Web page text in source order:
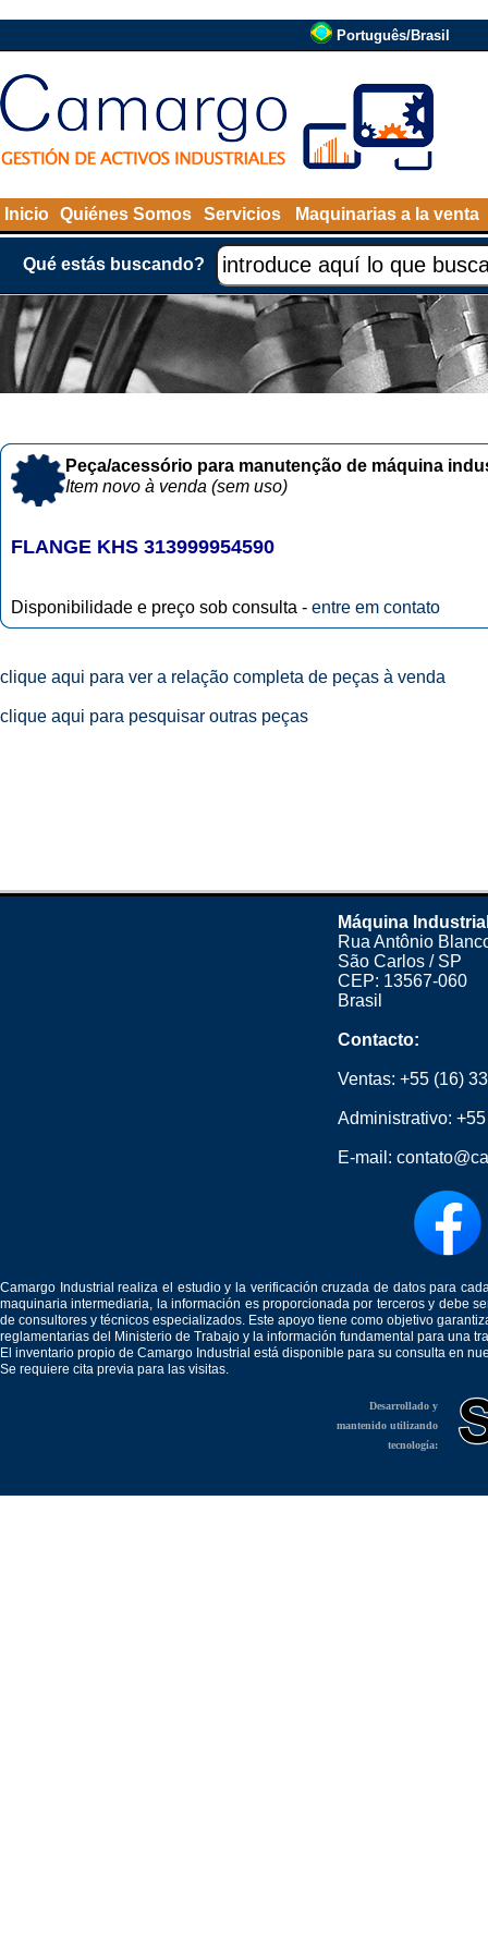
Português/Brasil
Inicio Quiénes Somos Servicios Maquinarias a la venta
Qué estás buscando?
Peça/acessório para manutenção de máquina
Item novo à venda (sem uso)
FLANGE KHS 313999954590
Disponibilidade e preço sob consulta - entre em contato
clique aqui para ver a relação completa de peças à venda
clique aqui para pesquisar outras peças
Máquina
Rua Antônio
São Carlos / SP
CEP: 13567-060
Brasil
Contacto:
Ventas: +55 (16)
Administrativo:
E-mail:
Camargo Industrial realiza el estudio y la verificación cruzada de datos para
maquinaria intermediaria, la información es proporcionada por terceros y debe
de consultores y técnicos especializados. Este apoyo tiene como objetivo
reglamentarias del Ministerio de Trabajo y la información fundamental para una
El inventario propio de Camargo Industrial está disponible para su consulta en
Se requiere cita previa para las visitas.
Desarrollado y
mantenido utilizando
tecnología: